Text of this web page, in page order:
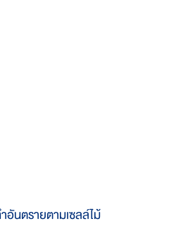
อันตรายตามเซลล์ไม้